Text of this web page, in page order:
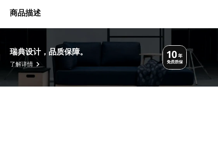
商品描述
瑞典设计，品质保障。
了解详情